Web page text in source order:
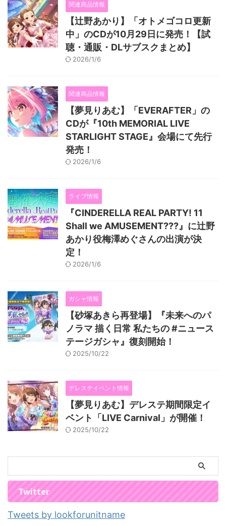
関連商品情報
【辻野あかり】「オトメゴコロ更新
中」のCDが10月29日に発売！【試
聴・通販・DLサブスクまとめ】
2026/1/6
関連商品情報
【夢見りあむ】「EVERAFTER」の
CDが『10th MEMORIAL LIVE
STARLIGHT STAGE』会場にて先行
発売！
2026/1/6
ライブ情報
『CINDERELLA REAL PARTY! 11
Shall we AMUSEMENT???』に辻野
あかり役梅澤めぐさんの出演が決
定！
2026/1/6
ガシャ情報
【砂塚あきら再登場】『未来へのパ
ノラマ 描く日常 私たちの #ニュース
テージガシャ』復刻開始！
2025/10/22
デレステイベント情報
【夢見りあむ】デレステ期間限定イ
ベント「LIVE Carnival」が開催！
2025/10/22
Twitter
Tweets by lookforunitname